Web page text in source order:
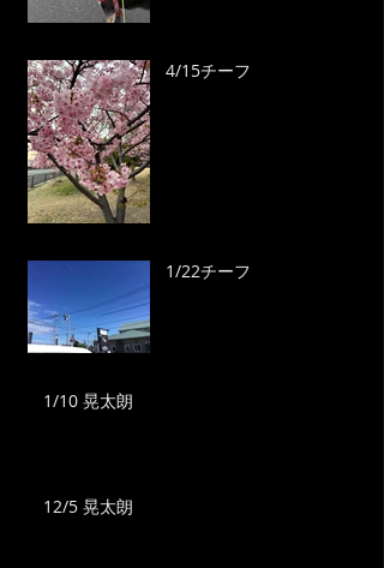
4/15チーフ
1/22チーフ
1/10 晃太朗
12/5 晃太朗